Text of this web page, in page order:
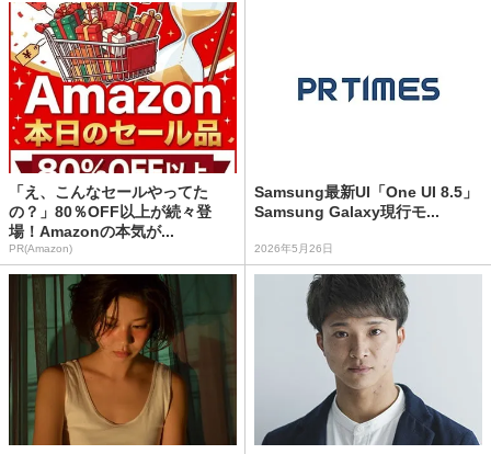
「え、こんなセールやってた
の？」80％OFF以上が続々登
場！Amazonの本気が...
PR(Amazon)
Samsung最新UI「One UI 8.5」
Samsung Galaxy現行モ...
2026年5月26日